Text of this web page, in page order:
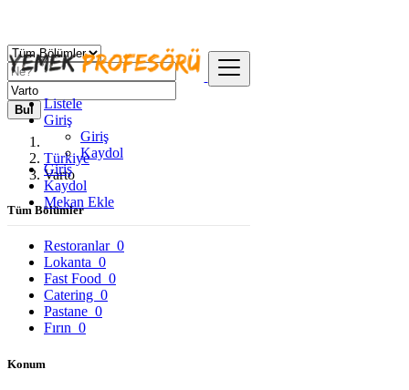
Listele
Giriş
Giriş
Kaydol
Giriş
Kaydol
Mekan Ekle
Bul
Türkiye
Varto
Tüm Bölümler
Restoranlar 0
Lokanta 0
Fast Food 0
Catering 0
Pastane 0
Fırın 0
Konum